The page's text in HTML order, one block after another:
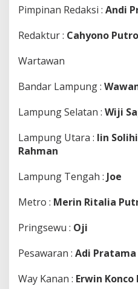
O
L
H
R
D
A
S
I
Pimpinan Redaksi : Andi
Redaktur : Cahyono Putro
Wartawan
Bandar Lampung :
Lampung Selatan : Wiji
Lampung Utara : Iin
Rahman
Lampung Tengah : Joe
Metro : Merin Ritalia
Pringsewu : Oji
Pesawaran : Adi Pratama
Way Kanan : Erwin